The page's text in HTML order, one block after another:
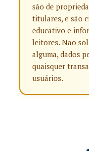
são de
titulares, e são
educativo e
leitores. Não
alguma, dados
quaisquer
usuários.